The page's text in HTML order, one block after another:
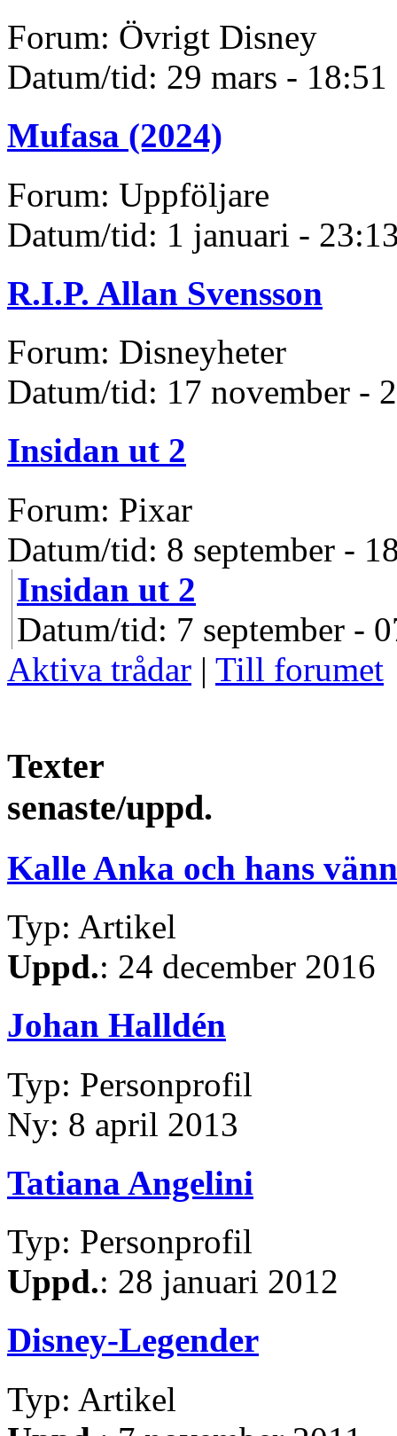
Forum: Övrigt Disney
Datum/tid: 29 mars - 18:51
Mufasa (2024)
Forum: Uppföljare
Datum/tid: 1 januari -
R.I.P. Allan Svensson
Forum: Disneyheter
Datum/tid: 17 november -
Insidan ut 2
Forum: Pixar
Datum/tid: 8 september -
Insidan ut 2
Datum/tid: 7 september -
Aktiva trådar | Till forumet
Texter
senaste/uppd.
Kalle Anka och hans
Typ: Artikel
Uppd.: 24 december 2016
Johan Halldén
Typ: Personprofil
Ny: 8 april 2013
Tatiana Angelini
Typ: Personprofil
Uppd.: 28 januari 2012
Disney-Legender
Typ: Artikel